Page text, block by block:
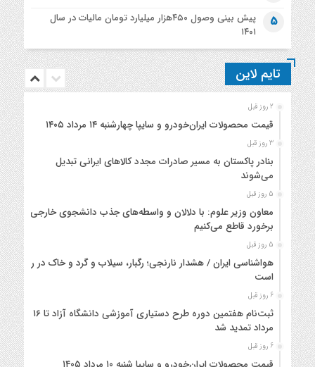
5
پیش بینی وصول ۴۵۰هزار میلیارد تومان مالیات در سال
۱۴۰۱
تایم لاین
2 روز قبل
قیمت محصولات ایران‌خودرو و سایپا چهارشنبه ۱۴ مرداد ۱۴۰۵
3 روز قبل
بنادر پاکستان به مسیر صادرات مجدد کالاهای ایرانی تبدیل
می‌شوند
5 روز قبل
معاون وزیر علوم: با دلالان و واسطه‌های جذب دانشجوی خارجی
برخورد قاطع می‌کنیم
5 روز قبل
هواشناسی ایران / هشدار نارنجی؛ رگبار، سیلاب و گرد و خاک در راه
است
6 روز قبل
ثبت‌نام هفتمین دوره طرح دستیاری آموزشی دانشگاه آزاد تا ۱۶
مرداد تمدید شد
6 روز قبل